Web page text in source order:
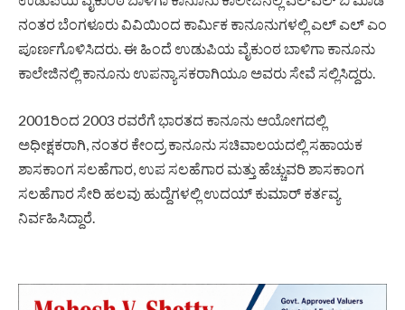
ನಂತರ ಬೆಂಗಳೂರು ವಿವಿಯಿಂದ ಕಾರ್ಮಿಕ ಕಾನೂನುಗಳಲ್ಲಿ ಎಲ್ ಎಲ್ ಎಂ
ಪೂರ್ಣಗೊಳಿಸಿದರು. ಈ ಹಿಂದೆ ಉಡುಪಿಯ ವೈಕುಂಠ ಬಾಳಿಗಾ ಕಾನೂನು
ಕಾಲೇಜಿನಲ್ಲಿ ಕಾನೂನು ಉಪನ್ಯಾಸಕರಾಗಿಯೂ ಅವರು ಸೇವೆ ಸಲ್ಲಿಸಿದ್ದರು.
2001ರಿಂದ 2003 ರವರೆಗೆ ಭಾರತದ ಕಾನೂನು ಆಯೋಗದಲ್ಲಿ
ಅಧೀಕ್ಷಕರಾಗಿ, ನಂತರ ಕೇಂದ್ರ ಕಾನೂನು ಸಚಿವಾಲಯದಲ್ಲಿ ಸಹಾಯಕ
ಶಾಸಕಾಂಗ ಸಲಹೆಗಾರ, ಉಪ ಸಲಹೆಗಾರ ಮತ್ತು ಹೆಚ್ಚುವರಿ ಶಾಸಕಾಂಗ
ಸಲಹೆಗಾರ ಸೇರಿ ಹಲವು ಹುದ್ದೆಗಳಲ್ಲಿ ಉದಯ್ ಕುಮಾರ್ ಕರ್ತವ್ಯ
ನಿರ್ವಹಿಸಿದ್ದಾರೆ.